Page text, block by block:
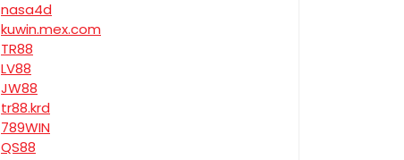
nasa4d
kuwin.mex.com
TR88
LV88
JW88
tr88.krd
789WIN
QS88